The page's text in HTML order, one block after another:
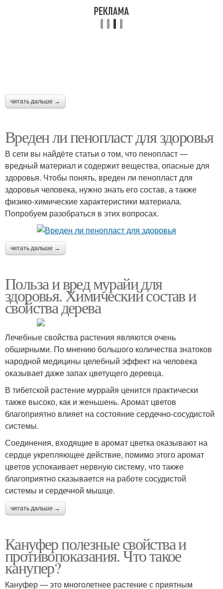
читать дальше →
Вреден ли пенопласт для здоровья
В сети вы найдёте статьи о том, что пенопласт —
вредный материал и содержит вещества, опасные для
здоровья. Чтобы понять, вреден ли пенопласт для
здоровья человека, нужно знать его состав, а также
физико-химические характеристики материала.
Попробуем разобраться в этих вопросах.
читать дальше →
Польза и вред мурайи для
здоровья. Химический состав и
свойства дерева
Лечебные свойства растения являются очень
обширными. По мнению большого количества знатоков
народной медицины целебный эффект на человека
оказывает даже запах цветущего деревца.
В тибетской растение муррайя ценится практически
также высоко, как и женьшень. Аромат цветов
благоприятно влияет на состояние сердечно-сосудистой
системы.
Соединения, входящие в аромат цветка оказывают на
сердце укрепляющее действие, помимо этого аромат
цветов успокаивает нервную систему, что также
благоприятно сказывается на работе сосудистой
системы и сердечной мышце.
читать дальше →
Кануфер полезные свойства и
противопоказания. Что такое
канупер?
Кануфер — это многолетнее растение с приятным